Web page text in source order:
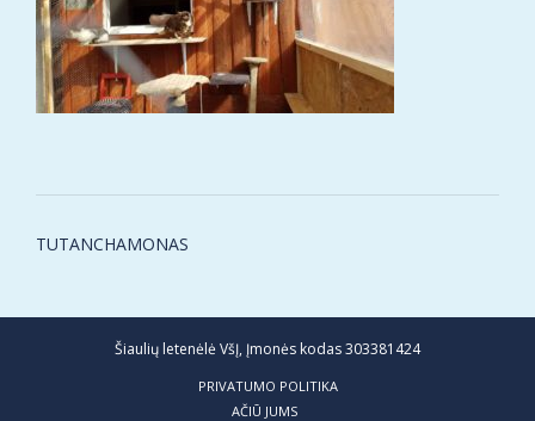
Post
TUTANCHAMONAS
Šiaulių letenėlė VšĮ, Įmonės kodas 303381424
PRIVATUMO POLITIKA
AČIŪ JUMS